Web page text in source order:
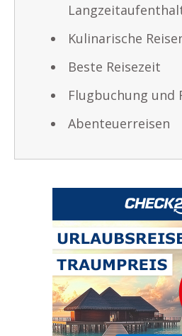
Kulinarische
Beste Reisezeit
Flugbuchung und
Abenteuerreisen